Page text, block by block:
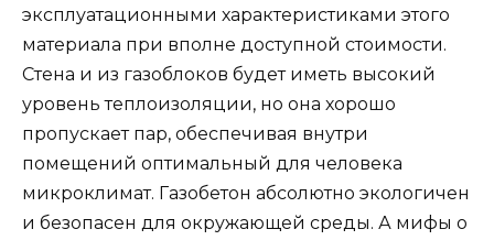
эксплуатационными характеристиками этого
материала при вполне доступной стоимости.
Стена и из газоблоков будет иметь высокий
уровень теплоизоляции, но она хорошо
пропускает пар, обеспечивая внутри
помещений оптимальный для человека
микроклимат. Газобетон абсолютно экологичен
и безопасен для окружающей среды. А мифы о